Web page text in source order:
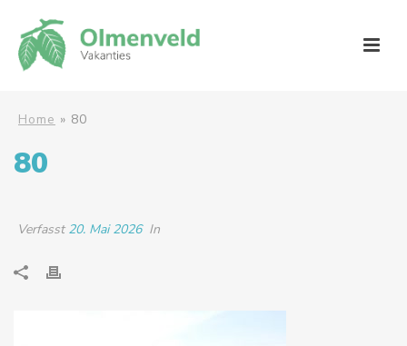
Home » 80
80
Verfasst 20. Mai 2026 In